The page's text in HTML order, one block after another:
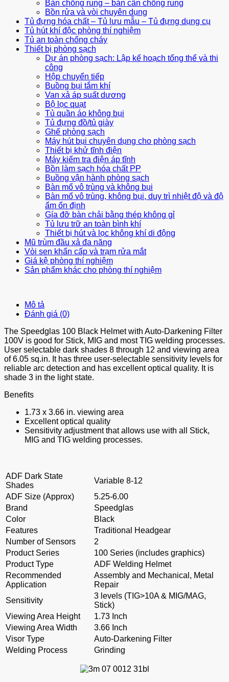
Bàn chống rung – bàn cân chống rung
Bồn rửa và vòi chuyên dụng
Tủ đựng hóa chất – Tủ lưu mẫu – Tủ đựng dụng cụ
Tủ hút khí độc phòng thí nghiệm
Tủ an toàn chống cháy
Thiết bị phòng sạch
Dự án phòng sạch: Lập kế hoạch tổng thể và thi
công
Hộp chuyển tiếp
Buồng bụi tắm khí
Van xả áp suất dương
Bộ lọc quạt
Tủ quần áo không bụi
Tủ đựng đồ/tủ giày
Ghế phòng sạch
Máy hút bụi chuyên dụng cho phòng sạch
Thiết bị khử tĩnh điện
Máy kiểm tra điện áp tĩnh
Bồn làm sạch hóa chất PP
Buồng vận hành phòng sạch
Bàn mổ vô trùng và không bụi
Bàn mổ vô trùng, không bụi, duy trì nhiệt độ và độ
ẩm ổn định
Gía đỡ bàn chải bằng thép không gỉ
Tủ lưu trữ an toàn bình khí
Thiết bị hút và lọc không khí di động
Mũ trùm đầu xả đa năng
Vòi sen khẩn cấp và trạm rửa mắt
Giá kệ phòng thí nghiệm
Sản phẩm khác cho phòng thí nghiệm
Mô tả
Đánh giá (0)
The Speedglas 100 Black Helmet with Auto-Darkening Filter
100V is good for Stick, MIG and most TIG welding processes.
User selectable dark shades 8 through 12 and viewing area
of 6.05 sq.in. It has three user-selectable sensitivity levels for
reliable arc detection and has excellent optical quality. It is
shade 3 in the light state.
Benefits
1.73 x 3.66 in. viewing area
Excellent optical quality
Sensitivity adjustment that allows use with all Stick,
MIG and TIG welding processes.
ADF Dark State
Shades
Variable 8-12
ADF Size (Approx)
5.25-6.00
Brand
Speedglas
Color
Black
Features
Traditional Headgear
Number of Sensors
2
Product Series
100 Series (includes graphics)
Product Type
ADF Welding Helmet
Recommended
Application
Assembly and Mechanical, Metal
Repair
Sensitivity
3 levels (TIG>10A & MIG/MAG,
Stick)
Viewing Area Height
1.73 Inch
Viewing Area Width
3.66 Inch
Visor Type
Auto-Darkening Filter
Welding Process
Grinding